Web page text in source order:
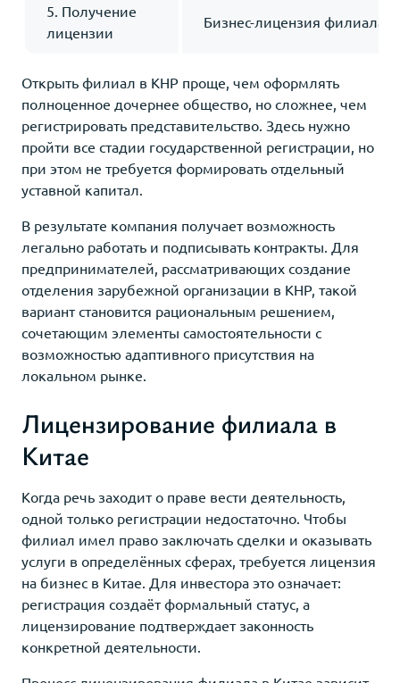
5. Получение
лицензии
Бизнес-лицензия филиала
Открыть филиал в КНР проще, чем оформлять
полноценное дочернее общество, но сложнее, чем
регистрировать представительство. Здесь нужно
пройти все стадии государственной регистрации, но
при этом не требуется формировать отдельный
уставной капитал.
В результате компания получает возможность
легально работать и подписывать контракты. Для
предпринимателей, рассматривающих создание
отделения зарубежной организации в КНР, такой
вариант становится рациональным решением,
сочетающим элементы самостоятельности с
возможностью адаптивного присутствия на
локальном рынке.
Лицензирование филиала в
Китае
Когда речь заходит о праве вести деятельность,
одной только регистрации недостаточно. Чтобы
филиал имел право заключать сделки и оказывать
услуги в определённых сферах, требуется лицензия
на бизнес в Китае. Для инвестора это означает:
регистрация создаёт формальный статус, а
лицензирование подтверждает законность
конкретной деятельности.